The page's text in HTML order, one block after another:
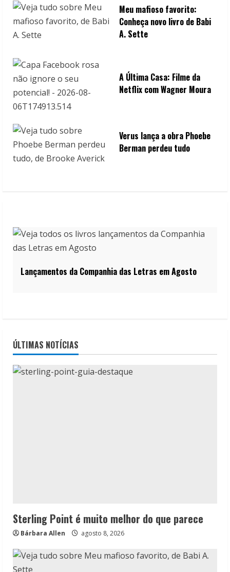
Meu mafioso favorito:
Conheça novo livro de Babi
A. Sette
A Última Casa: Filme da
Netflix com Wagner Moura
Verus lança a obra Phoebe
Berman perdeu tudo
Lançamentos da Companhia das Letras em Agosto
ÚLTIMAS NOTÍCIAS
Sterling Point é muito melhor do que parece
Bárbara Allen agosto 8, 2026